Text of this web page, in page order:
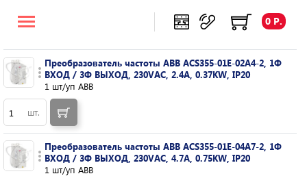
0 Р.
Преобразователь частоты ABB ACS355-01E-02A4-2, 1Ф
ВХОД / 3Ф ВЫХОД, 230VAC, 2.4A, 0.37KW, IP20
1 шт/уп ABB
шт.
Преобразователь частоты ABB ACS355-01E-04A7-2, 1Ф
ВХОД / 3Ф ВЫХОД, 230VAC, 4.7A, 0.75KW, IP20
1 шт/уп ABB